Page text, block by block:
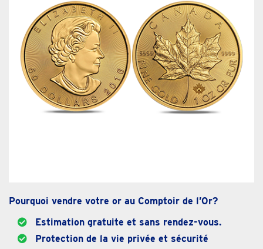
Pourquoi vendre votre or au Comptoir de l’Or?
Estimation gratuite et sans rendez-vous.
Protection de la vie privée et sécurité